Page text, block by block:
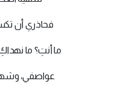
فحاذري أن
ما أنتِ؟ ما
عواصفي،